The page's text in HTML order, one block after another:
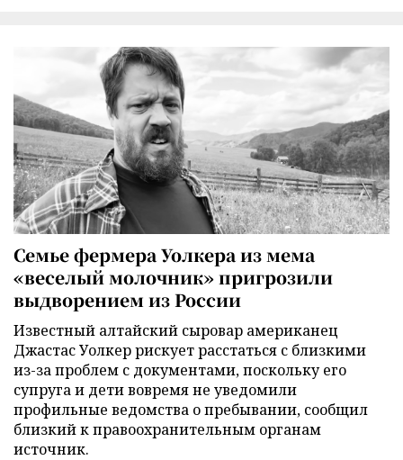
Семье фермера Уолкера из мема
«веселый молочник» пригрозили
выдворением из России
Известный алтайский сыровар американец
Джастас Уолкер рискует расстаться с близкими
из-за проблем с документами, поскольку его
супруга и дети вовремя не уведомили
профильные ведомства о пребывании, сообщил
близкий к правоохранительным органам
источник.